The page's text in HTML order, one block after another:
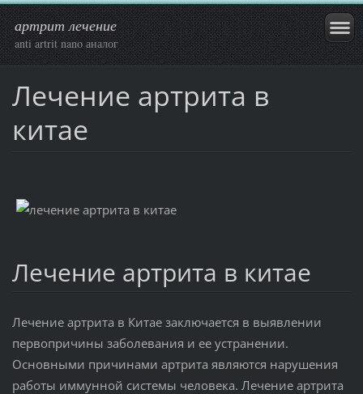
артрит лечение
anti artrit nano аналог
Лечение артрита в
китае
Лечение артрита в китае
Лечение артрита в Китае заключается в выявлении
первопричины заболевания и ее устранении.
Основными причинами артрита являются нарушения
работы иммунной системы человека. Лечение артрита